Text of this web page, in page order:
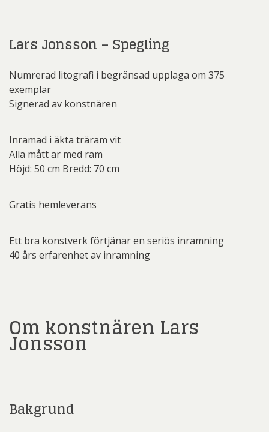
Lars Jonsson – Spegling
Numrerad litografi i begränsad upplaga om 375
exemplar
Signerad av konstnären
Inramad i äkta träram vit
Alla mått är med ram
Höjd: 50 cm Bredd: 70 cm
Gratis hemleverans
Ett bra konstverk förtjänar en seriös inramning
40 års erfarenhet av inramning
Om konstnären Lars
Jonsson
Bakgrund